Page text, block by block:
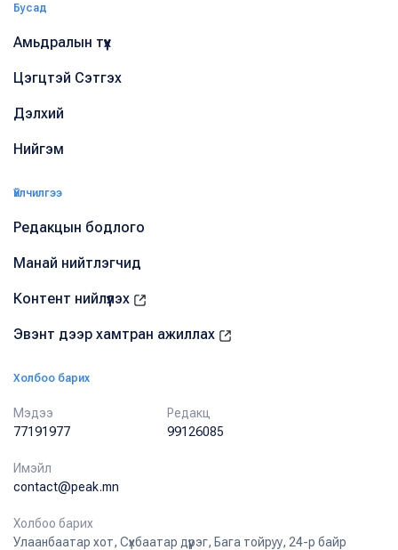
Бусад
Амьдралын түүх
Цэгцтэй Сэтгэх
Дэлхий
Нийгэм
Үйлчилгээ
Редакцын бодлого
Манай нийтлэгчид
Контент нийлүүлэх
Эвэнт дээр хамтран ажиллах
Холбоо барих
Мэдээ
77191977
Редакц
99126085
Имэйл
contact@peak.mn
Холбоо барих
Улаанбаатар хот, Сүхбаатар дүүрэг, Бага тойруу, 24-р байр